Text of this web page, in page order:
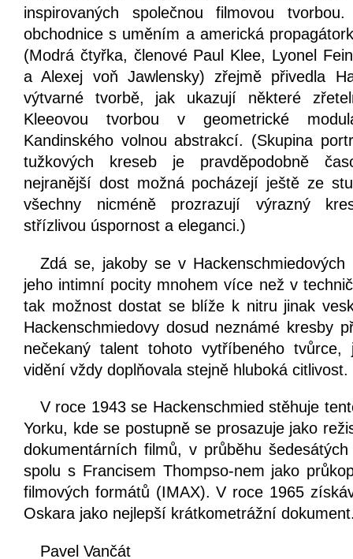
inspirovaných společnou filmovou
obchodnice s uměním a americká
(Modrá čtyřka, členové Paul Klee, Lyonel
a Alexej voň Jawlensky) zřejmě přivedla
výtvarné tvorbě, jak ukazují některé
Kleeovou tvorbou v geometrické
Kandinského volnou abstrakcí. (Skupina
tužkových kreseb je pravděpodobně
nejranější dost možná pocházejí ještě ze
všechny nicméně prozrazují výrazný
střízlivou úspornost a eleganci.)
Zdá se, jakoby se v
jeho intimní pocity mnohem více než v
tak možnost dostat se blíže k nitru jinak
Hackenschmiedovy dosud neznámé kresby
nečekaný talent tohoto vytříbeného tvůrce,
vidění vždy doplňovala stejně hluboká citlivost.
V roce 1943 se Hackenschmied stěhuje
Yorku, kde se postupně se prosazuje jako
dokumentárních filmů, v průběhu
spolu s Francisem Thompso-nem jako
filmových formátů (IMAX). V roce 1965
Oskara jako nejlepší krátkometrážní
Pavel Vančát